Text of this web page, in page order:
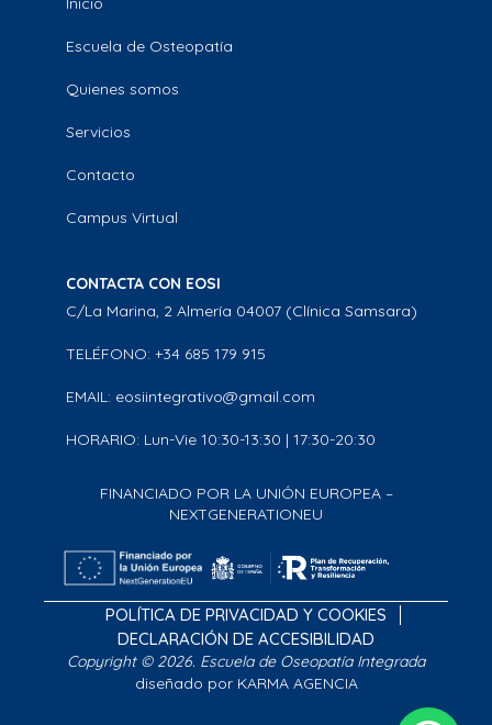
Escuela de Osteopatía
Quienes somos
Servicios
Contacto
Campus Virtual
CONTACTA CON EOSI
C/La Marina, 2 Almería 04007 (Clínica Samsara)
TELÉFONO: +34 685 179 915
EMAIL: eosiintegrativo@gmail.com
HORARIO: Lun-Vie 10:30-13:30 | 17:30-20:30
FINANCIADO POR LA UNIÓN EUROPEA –
NEXTGENERATIONEU
POLÍTICA DE PRIVACIDAD Y COOKIES
DECLARACIÓN DE ACCESIBILIDAD
Copyright © 2026. Escuela de Oseopatía Integrada
diseñado por KARMA AGENCIA